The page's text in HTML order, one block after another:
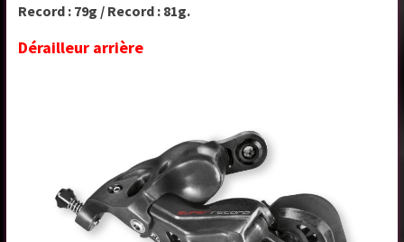
Record : 79g / Record : 81g.
Dérailleur arrière